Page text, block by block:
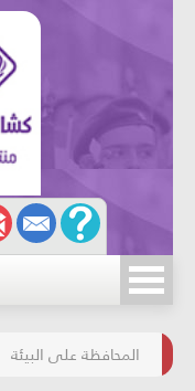
مسابقة الركب الحسينيّ
المحافظة على البيئة